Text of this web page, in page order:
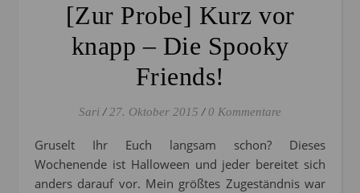
[Zur Probe] Kurz vor
knapp – Die Spooky
Friends!
Sari / 27. Oktober 2015 / 0 Kommentare
Gruselt Ihr Euch langsam schon? Dieses
Wochenende ist Halloween und jeder bereitet sich
anders darauf vor. Mein größtes Zugeständnis war